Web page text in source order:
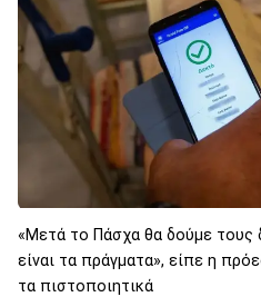
«Μετά το Πάσχα θα δούμε τους
είναι τα πράγματα», είπε η
τα πιστοποιητικά